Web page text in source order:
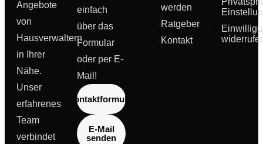
Angebote
von
Hausverwaltern
in Ihrer
Nähe.
Unser
erfahrenes
Team
verbindet
einfach
über das
Formular
oder per E-
Mail!
Kontaktformular
E-Mail
senden
werden
Ratgeber
Kontakt